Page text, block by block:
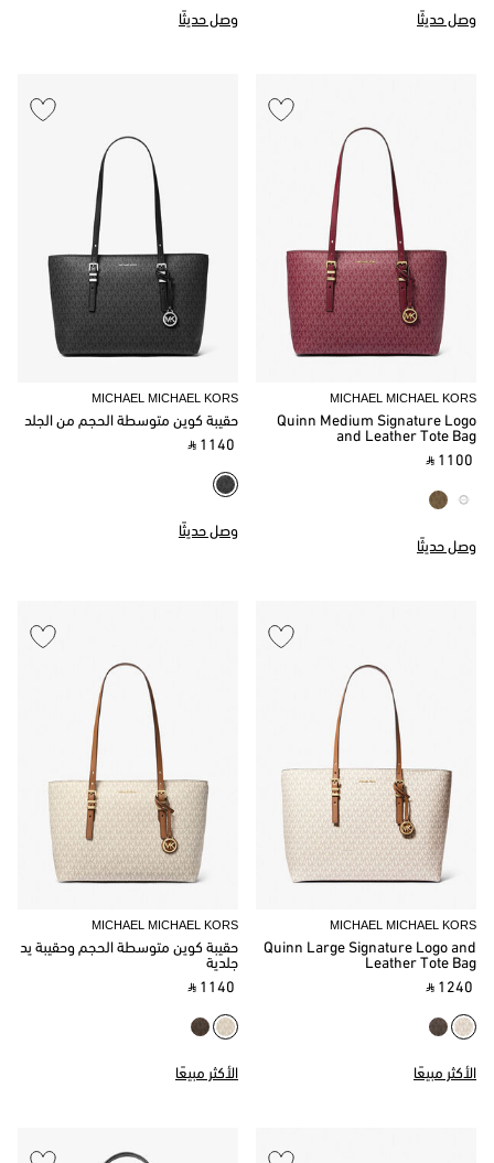
وصل حديثًا وصل حديثًا
MICHAEL MICHAEL KORS
Quinn Medium Signature Logo
and Leather Tote Bag
‎ ⃁ 1100 ‎
وصل حديثًا
MICHAEL MICHAEL KORS
حقيبة كوين متوسطة الحجم من الجلد
‎ ⃁ 1140 ‎
وصل حديثًا
MICHAEL MICHAEL KORS
Quinn Large Signature Logo and
Leather Tote Bag
‎ ⃁ 1240 ‎
الأكثر مبيعًا
MICHAEL MICHAEL KORS
حقيبة كوين متوسطة الحجم وحقيبة يد
جلدية
‎ ⃁ 1140 ‎
الأكثر مبيعًا